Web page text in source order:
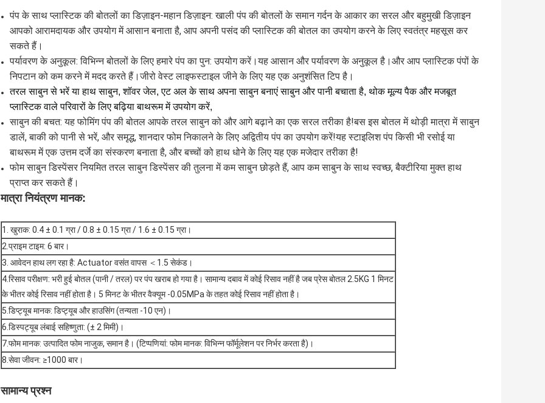
पंप के साथ प्लास्टिक की बोतलों का डिज़ाइन-महान डिज़ाइन: खाली पंप की बोतलों के समान गर्दन के आकार का सरल और बहुमुखी डिज़ाइन
आपको आरामदायक और उपयोग में आसान बनाता है, आप अपनी पसंद की प्लास्टिक की बोतल का उपयोग करने के लिए स्वतंत्र महसूस कर
सकते हैं।
पर्यावरण के अनुकूल: विभिन्न बोतलों के लिए हमारे पंप का पुन: उपयोग करें।यह आसान और पर्यावरण के अनुकूल है।और आप प्लास्टिक पंपों के
निपटान को कम करने में मदद करते हैं।जीरो वेस्ट लाइफस्टाइल जीने के लिए यह एक अनुशंसित टिप है।
तरल साबुन से भरें या हाथ साबुन, शॉवर जेल, एट अल के साथ अपना साबुन बनाएं साबुन और पानी बचाता है, थोक मूल्य पैक और मजबूत
प्लास्टिक वाले परिवारों के लिए बढ़िया बाथरूम में उपयोग करें,
साबुन की बचत: यह फोमिंग पंप की बोतल आपके तरल साबुन को और आगे बढ़ाने का एक सरल तरीका है!बस इस बोतल में थोड़ी मात्रा में साबुन
डालें, बाकी को पानी से भरें, और समृद्ध, शानदार फोम निकालने के लिए अद्वितीय पंप का उपयोग करें!यह स्टाइलिश पंप किसी भी रसोई या
बाथरूम में एक उत्तम दर्जे का संस्करण बनाता है, और बच्चों को हाथ धोने के लिए यह एक मजेदार तरीका है!
फोम साबुन डिस्पेंसर नियमित तरल साबुन डिस्पेंसर की तुलना में कम साबुन छोड़ते हैं, आप कम साबुन के साथ स्वच्छ, बैक्टीरिया मुक्त हाथ
प्राप्त कर सकते हैं।
मात्रा नियंत्रण मानक:
1. खुराक: 0.4 ± 0.1 ग्रा / 0.8 ± 0.15 ग्रा / 1.6 ± 0.15 ग्रा।
2.प्राइम टाइम: 6 बार।
3. आवेदन हाथ लग रहा है: Actuator वसंत वापस ＜1.5 सेकंड।
4.रिसाव परीक्षण: भरी हुई बोतल (पानी / तरल) पर पंप खराब हो गया है। सामान्य दबाव में कोई रिसाव नहीं है जब प्रेस बोतल 2.5KG 1 मिनट
के भीतर कोई रिसाव नहीं होता है। 5 मिनट के भीतर वैक्यूम -0.05MPa के तहत कोई रिसाव नहीं होता है।
5.डिप्ट्यूब मानक: डिप्ट्यूब और हाउसिंग (तन्यता -10 एन)।
6.डिस्पट्यूब लंबाई सहिष्णुता: (± 2 मिमी)।
7.फोम मानक: उत्पादित फोम नाजुक, समान है। (टिप्पणियां: फोम मानक: विभिन्न फॉर्मूलेशन पर निर्भर करता है)।
8.सेवा जीवन: ≥1000 बार।
सामान्य प्रश्न